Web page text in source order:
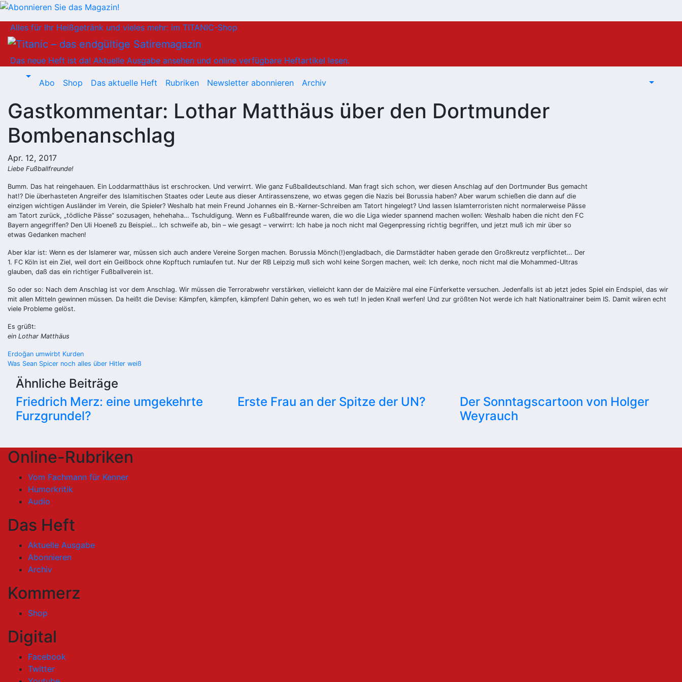
Inhalt
springen
Alles für Ihr Heißgetränk und vieles mehr: im TITANIC-Shop
Das neue Heft ist da! Aktuelle Ausgabe ansehen und online verfügbare Heftartikel lesen.
Abo Shop Das aktuelle Heft Rubriken Newsletter abonnieren Archiv
Gastkommentar: Lothar Matthäus über den Dortmunder
Bombenanschlag
Apr. 12, 2017
Liebe Fußballfreunde!
Bumm. Das hat reingehauen. Ein Loddarmatthäus ist erschrocken. Und verwirrt. Wie ganz Fußballdeutschland. Man fragt sich schon, wer diesen Anschlag auf den Dortmunder Bus gemacht
hat!? Die überhasteten Angreifer des Islamitischen Staates oder Leute aus dieser Antirassenszene, wo etwas gegen die Nazis bei Borussia haben? Aber warum schießen die dann auf die
einzigen wichtigen Ausländer im Verein, die Spieler? Weshalb hat mein Freund Johannes ein B.-Kerner-Schreiben am Tatort hingelegt? Und lassen Islamterroristen nicht normalerweise Pässe
am Tatort zurück, „tödliche Pässe“ sozusagen, hehehaha… Tschuldigung. Wenn es Fußballfreunde waren, die wo die Liga wieder spannend machen wollen: Weshalb haben die nicht den FC
Bayern angegriffen? Den Uli Hoeneß zu Beispiel… Ich schweife ab, bin – wie gesagt – verwirrt: Ich habe ja noch nicht mal Gegenpressing richtig begriffen, und jetzt muß ich mir über so
etwas Gedanken machen!
Aber klar ist: Wenn es der Islamerer war, müssen sich auch andere Vereine Sorgen machen. Borussia Mönch(!)engladbach, die Darmstädter haben gerade den Großkreutz verpflichtet… Der
1. FC Köln ist ein Ziel, weil dort ein Geißbock ohne Kopftuch rumlaufen tut. Nur der RB Leipzig muß sich wohl keine Sorgen machen, weil: Ich denke, noch nicht mal die Mohammed-Ultras
glauben, daß das ein richtiger Fußballverein ist.
So oder so: Nach dem Anschlag ist vor dem Anschlag. Wir müssen die Terrorabwehr verstärken, vielleicht kann der de Maizière mal eine Fünferkette versuchen. Jedenfalls ist ab jetzt jedes Spiel ein Endspiel, das wir
mit allen Mitteln gewinnen müssen. Da heißt die Devise: Kämpfen, kämpfen, kämpfen! Dahin gehen, wo es weh tut! In jeden Knall werfen! Und zur größten Not werde ich halt Nationaltrainer beim IS. Damit wären echt
viele Probleme gelöst.
Es grüßt:
ein Lothar Matthäus
Beitragsnavigation
Erdoğan umwirbt Kurden
Was Sean Spicer noch alles über Hitler weiß
Ähnliche Beiträge
Friedrich Merz: eine umgekehrte
Furzgrundel?
Erste Frau an der Spitze der UN?
Der Sonntagscartoon von Holger
Weyrauch
Online-Rubriken
Vom Fachmann für Kenner
Humorkritik
Audio
Das Heft
Aktuelle Ausgabe
Abonnieren
Archiv
Kommerz
Shop
Digital
Facebook
Twitter